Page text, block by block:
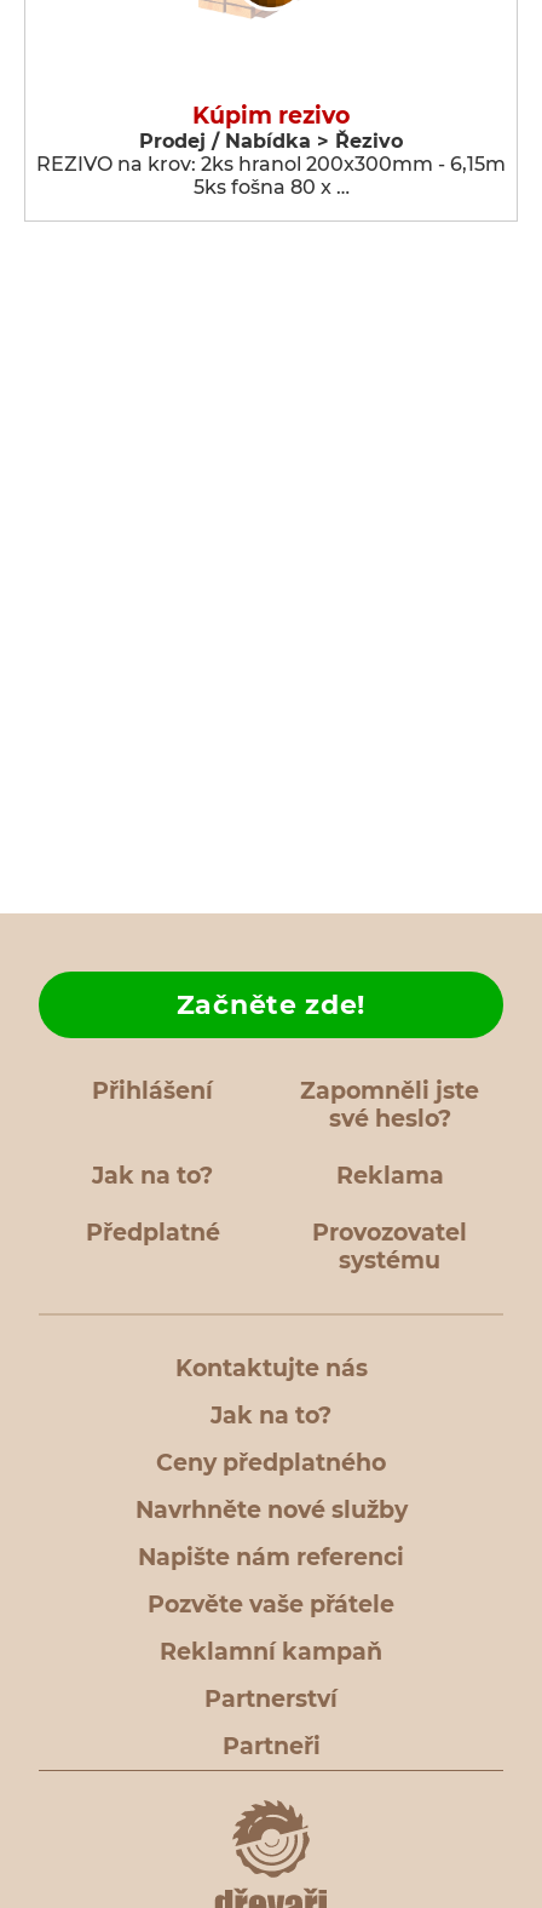
Kúpim rezivo
Prodej / Nabídka > Řezivo
REZIVO na krov: 2ks hranol 200x300mm - 6,15m
5ks fošna 80 x …
Přihlášení
Zapomněli jste
své heslo?
Jak na to?
Začněte zde!
Reklama
Předplatné
Provozovatel
systému
Kontaktujte nás
Jak na to?
Ceny předplatného
Navrhněte nové služby
Napište nám referenci
Pozvěte vaše přátele
Reklamní kampaň
Partnerství
Partneři